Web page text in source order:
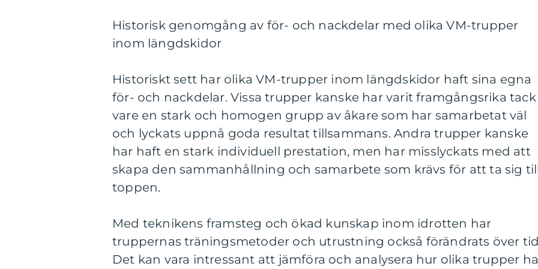
Historisk genomgång av för- och nackdelar med olika VM-trupper
inom längdskidor
Historiskt sett har olika VM-trupper inom längdskidor haft sina egna
för- och nackdelar. Vissa trupper kanske har varit framgångsrika tack
vare en stark och homogen grupp av åkare som har samarbetat väl
och lyckats uppnå goda resultat tillsammans. Andra trupper kanske
har haft en stark individuell prestation, men har misslyckats med att
skapa den sammanhållning och samarbete som krävs för att ta sig
toppen.
Med teknikens framsteg och ökad kunskap inom idrotten har
truppernas träningsmetoder och utrustning också förändrats över
Det kan vara intressant att jämföra och analysera hur olika trupper